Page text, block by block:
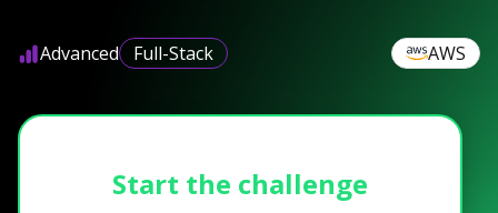
Advanced Full-Stack AWS
Start the challenge